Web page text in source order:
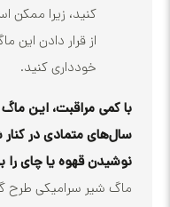
کنید، زیرا ممکن است به
از قرار دادن این ماگ در
خودداری کنید.
مراقبت، این ماگ سرامیکی
متمادی در کنار شما
قهوه یا چای را برایتان
سرامیکی طرح گورخر را می